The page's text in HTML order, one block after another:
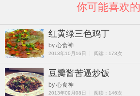
你可能喜欢的
红黄绿三色鸡丁
by 心食神
2013年10月16日 ┊ 阅读：173次
豆瓣酱苦逼炒饭
by 心食神
2013年09月08日 ┊ 阅读：146次